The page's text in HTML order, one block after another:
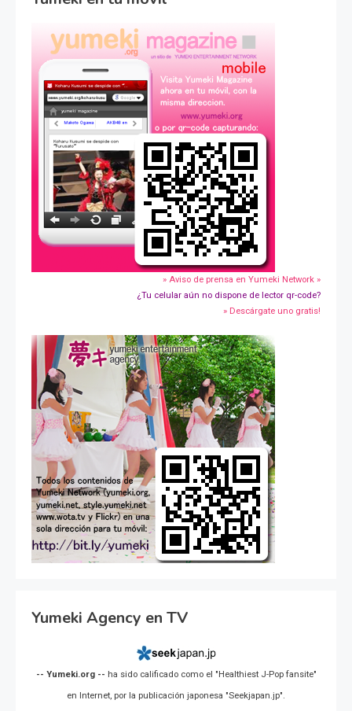
» Aviso de prensa en Yumeki Network »
¿Tu celular aún no dispone de lector qr-code?
» Descárgate uno gratis!
Yumeki Agency en TV
-- Yumeki.org -- ha sido calificado como el "Healthiest J-Pop fansite"
en Internet, por la publicación japonesa "Seekjapan.jp".